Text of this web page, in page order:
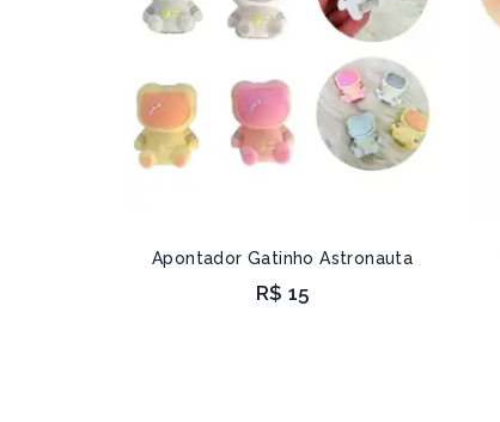
Apontador Gatinho Astronauta
R$ 15